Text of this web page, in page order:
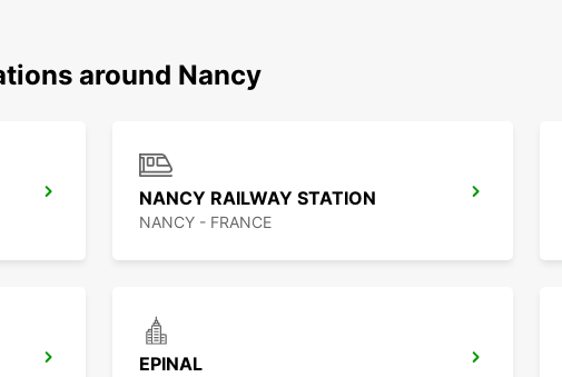
around Nancy
NANCY RAILWAY STATION
NANCY - FRANCE
EPINAL